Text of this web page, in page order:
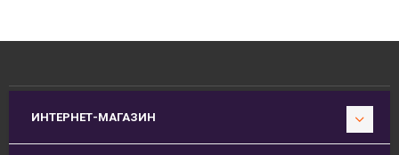
ИНТЕРНЕТ-МАГАЗИН